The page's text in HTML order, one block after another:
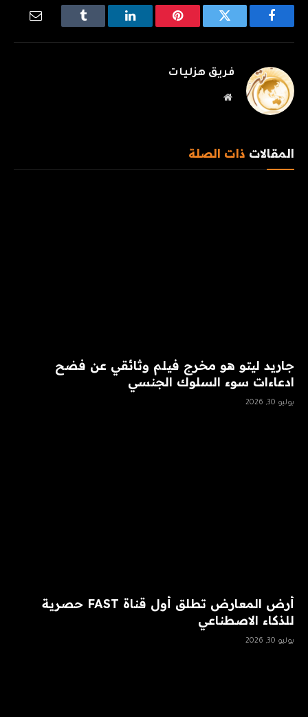
فيسبوك تويتر بينتيريستلينكدإن Tumblr
فريق هزليات
موقع
المقالات ذات الصلة
جاريد ليتو هو مخرج فيلم وثائقي عن فضح
ادعاءات سوء السلوك الجنسي
يوليو 30, 2026
أرض المعارض تطلق أول قناة FAST حصرية
للذكاء الاصطناعي
يوليو 30, 2026